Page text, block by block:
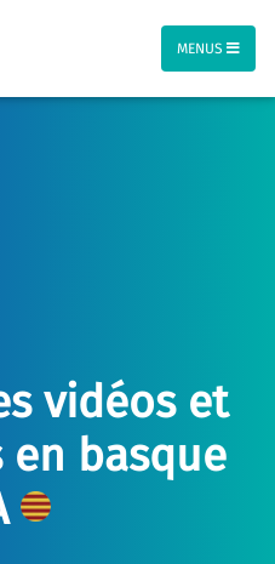
MENUS
vidéos et
en basque